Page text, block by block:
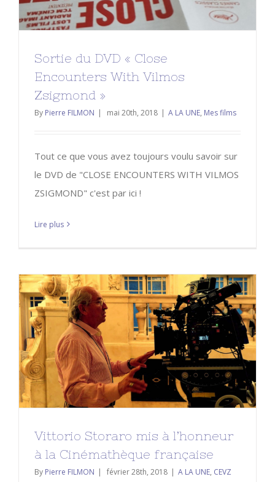
Sortie du DVD « Close
Encounters With Vilmos
Zsigmond »
By Pierre FILMON | mai 20th, 2018 | A LA UNE, Mes films
Tout ce que vous avez toujours voulu savoir sur
le DVD de "CLOSE ENCOUNTERS WITH VILMOS
ZSIGMOND" c'est par ici !
Lire plus
Vittorio Storaro mis à l’honneur à la
Cinémathèque française
A LA UNE
Vittorio Storaro mis à l’honneur
à la Cinémathèque française
By Pierre FILMON | février 28th, 2018 | A LA UNE, CEVZ